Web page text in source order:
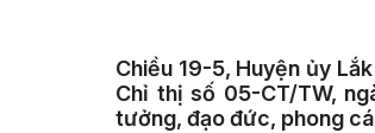
Chiều 19-5, Huyện ủy
Chỉ thị số 05-CT/TW,
tưởng, đạo đức, phong